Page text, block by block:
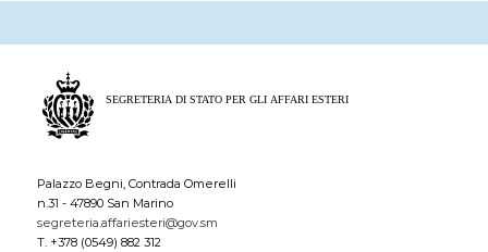
Palazzo Begni, Contrada Omerelli
n.31 - 47890 San Marino
segreteria.affariesteri@gov.sm
T. +378 (0549) 882 312